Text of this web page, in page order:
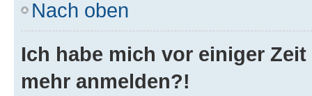
Nach oben
Ich habe mich vor einiger
mehr anmelden?!